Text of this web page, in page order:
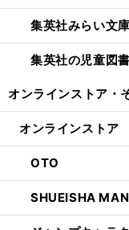
集英社みらい文庫
集英社の児童図
オンラインストア・
オンラインストア
OTO
SHUEISHA